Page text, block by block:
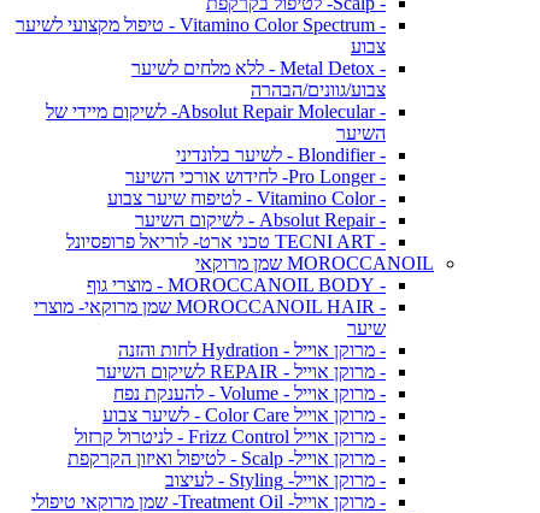
- Vitamino Color Spectrum - טיפול מקצועי לשיער
צבוע
- Metal Detox - ללא מלחים לשיער
צבוע/גוונים/הבהרה
- Absolut Repair Molecular- לשיקום מיידי של
השיער
- Blondifier - לשיער בלונדיני
- Pro Longer- לחידוש אורכי השיער
- Vitamino Color - לטיפוח שיער צבוע
- Absolut Repair - לשיקום השיער
- TECNI ART טכני ארט- לוריאל פרופסיונל
MOROCCANOIL שמן מרוקאי
- MOROCCANOIL BODY - מוצרי גוף
- MOROCCANOIL HAIR שמן מרוקאי- מוצרי
שיער
- מרוקן אוייל - Hydration לחות והזנה
- מרוקן אוייל - REPAIR לשיקום השיער
- מרוקן אוייל - Volume - להענקת נפח
- מרוקן אוייל Color Care - לשיער צבוע
- מרוקן אוייל Frizz Control - לניטרול קרזול
- מרוקן אוייל- Scalp - לטיפול ואיזון הקרקפת
- מרוקן אוייל- Styling - לעיצוב
- מרוקן אוייל- Treatment Oil- שמן מרוקאי טיפולי